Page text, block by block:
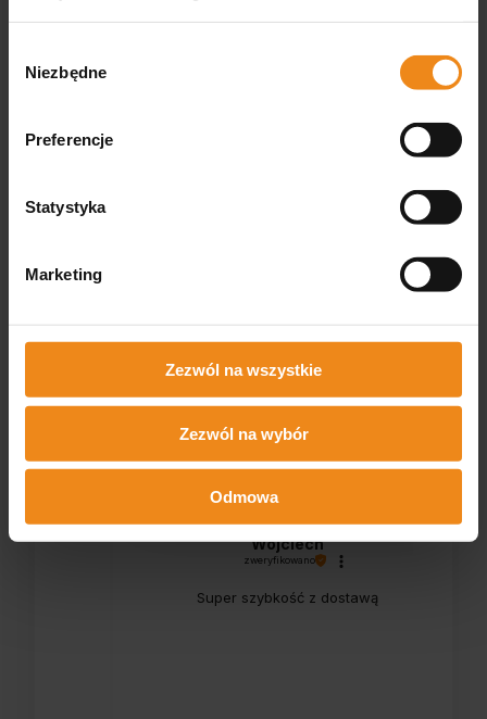
zgody
Niezbędne
Preferencje
Statystyka
Marketing
Zezwól na wszystkie
Zezwól na wybór
Odmowa
Może zainteresują Cię inne ocenione produkty
Wojciech
zweryfikowano
Super szybkość z dostawą